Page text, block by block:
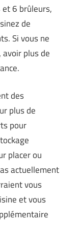
6 brûleurs,
de
Si vous ne
plus de
des
plus de
pour
placer ou
actuellement
vous
et vous